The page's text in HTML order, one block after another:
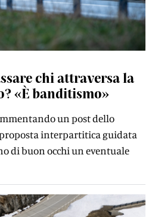
chi attraversa la
«È banditismo»
un post dello
interpartitica guidata
di buon occhi un eventuale